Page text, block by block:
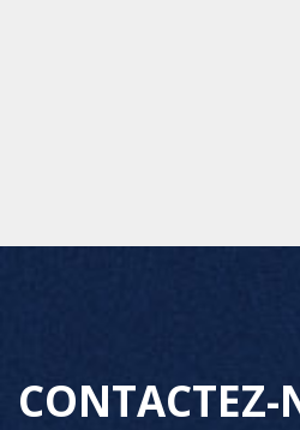
CONTACTEZ-